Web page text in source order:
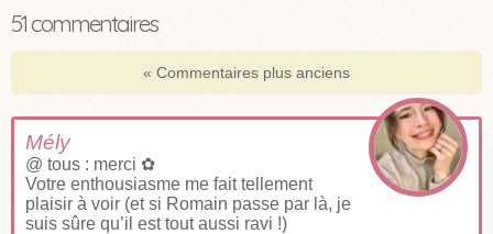
51 commentaires
« Commentaires plus anciens
Mély
@ tous : merci ✿
Votre enthousiasme me fait tellement
plaisir à voir (et si Romain passe par là, je
suis sûre qu’il est tout aussi ravi !)